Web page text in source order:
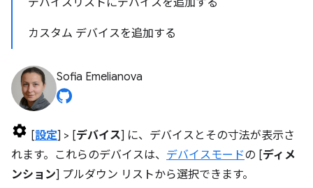
デバイスリストにデバイスを追加する
カスタム デバイスを追加する
Sofia Emelianova
[設定] > [デバイス] に、デバイスとその寸法が表示さ
れます。これらのデバイスは、 デバイスモードの [ディメ
ンション] プルダウン リストから選択できます。